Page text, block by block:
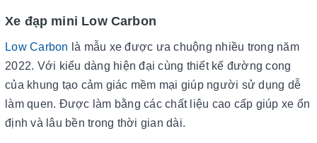
Xe đạp mini Low Carbon
Low Carbon là mẫu xe được ưa chuộng nhiều trong năm
2022. Với kiểu dàng hiện đại cùng thiết kế đường cong
của khung tạo cảm giác mềm mại giúp người sử dụng dễ
làm quen. Được làm bằng các chất liệu cao cấp giúp xe ổn
định và lâu bền trong thời gian dài.